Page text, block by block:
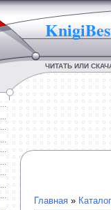
ЧИТАТЬ ИЛИ
Главная » Каталог